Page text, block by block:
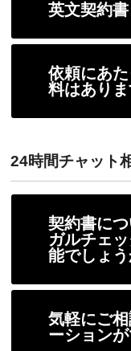
英文契約
依頼にあ
料はありま
24時間チャット
契約書に
ガルチェ
能でしょう
気軽にご
ーション